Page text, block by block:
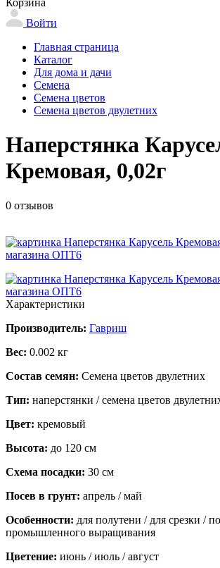
Корзина
Войти
Главная страница
Каталог
Для дома и дачи
Семена
Семена цветов
Семена цветов двулетних
Наперстянка
Кремовая, 0,02г
0 отзывов
Характеристики
Производитель: Гавриш
Вес: 0.002 кг
Состав семян: Семена цветов двулетних
Тип: наперстянки / семена цветов
Цвет: кремовый
Высота: до 120 см
Схема посадки: 30 см
Посев в грунт: апрель / май
Особенности: для полутени / для срезки /
промышленного выращивания
Цветение: июнь / июль / август